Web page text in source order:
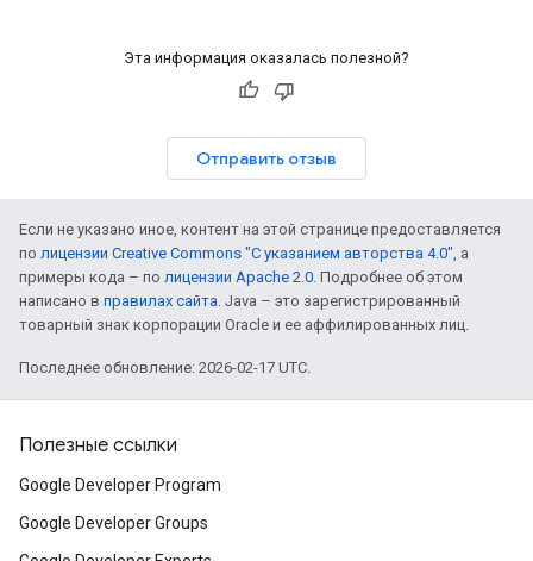
Эта информация оказалась полезной?
Отправить отзыв
Если не указано иное, контент на этой странице предоставляется
по лицензии Creative Commons "С указанием авторства 4.0", а
примеры кода – по лицензии Apache 2.0. Подробнее об этом
написано в правилах сайта. Java – это зарегистрированный
товарный знак корпорации Oracle и ее аффилированных лиц.
Последнее обновление: 2026-02-17 UTC.
Полезные ссылки
Google Developer Program
Google Developer Groups